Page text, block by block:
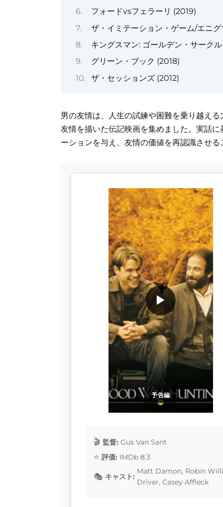
フォードvsフェラーリ (2019)
ザ・イミテーション・ゲーム/エニ
キングスマン: ゴールデン・サーク
グリーン・ブック (2018)
ザ・セッションズ (2012)
男の友情は、人生の試練や困難を乗り越え
友情を描いた伝記映画を集めました。実話
ーションを与え、友情の価値を再認識させる
予告編
▶
監督: Gus Van Sant
評価: IMDb 8.3
キャスト:
Matt Damon, Robin
Driver, Casey Affleck